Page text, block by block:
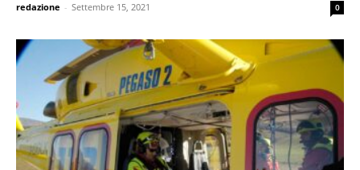
redazione - Settembre 15, 2021 0